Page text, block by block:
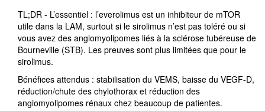
TL;DR - L’essentiel : l’everolimus est un inhibiteur de mTOR
utile dans la LAM, surtout si le sirolimus n’est pas toléré ou si
vous avez des angiomyolipomes liés à la sclérose tubéreuse de
Bourneville (STB). Les preuves sont plus limitées que pour le
sirolimus.
Bénéfices attendus : stabilisation du VEMS, baisse du VEGF-D,
réduction/chute des chylothorax et réduction des
angiomyolipomes rénaux chez beaucoup de patientes.